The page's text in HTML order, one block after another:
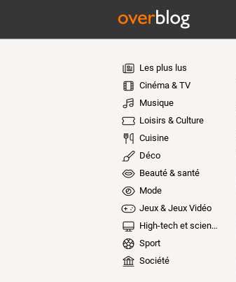
Les plus lus
Cinéma & TV
Musique
Loisirs & Culture
Cuisine
Déco
Beauté & santé
Mode
Jeux & Jeux Vidéo
High-tech et sciences
Sport
Société